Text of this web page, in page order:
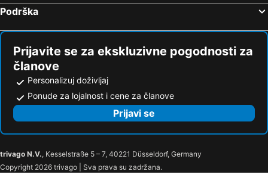
Podrška
Prijavite se za ekskluzivne pogodnosti za
članove
Personalizuj doživljaj
Ponude za lojalnost i cene za članove
Prijavi se
trivago N.V., Kesselstraße 5 – 7, 40221 Düsseldorf, Germany
Copyright 2026 trivago | Sva prava su zadržana.